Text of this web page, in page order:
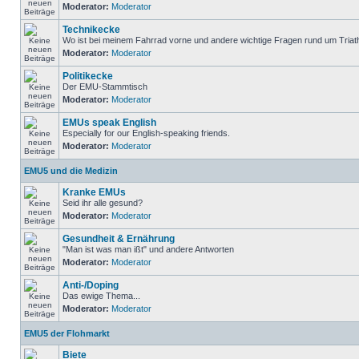
Moderator: Moderator
Technikecke
Wo ist bei meinem Fahrrad vorne und andere wichtige Fragen rund um
Moderator: Moderator
Politikecke
Der EMU-Stammtisch
Moderator: Moderator
EMUs speak English
Especially for our English-speaking friends.
Moderator: Moderator
EMU5 und die Medizin
Kranke EMUs
Seid ihr alle gesund?
Moderator: Moderator
Gesundheit & Ernährung
"Man ist was man ißt" und andere Antworten
Moderator: Moderator
Anti-/Doping
Das ewige Thema...
Moderator: Moderator
EMU5 der Flohmarkt
Biete